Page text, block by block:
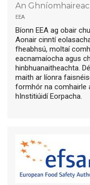
An
eea
Bíonn EEA ag obair
Aonair cinntí
fheabhsú, moltaí
eacnamaíocha agus
hinbhuanaitheachta.
maith ar líonra
formhór na comhairle
hInstitiúidí Eorpacha.